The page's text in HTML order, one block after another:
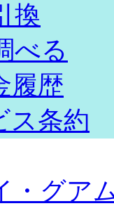
換
べる
履歴
ス条約
・グア